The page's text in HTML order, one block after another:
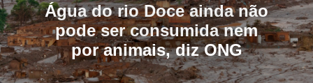
Água do rio Doce ainda não
pode ser consumida nem
por animais, diz ONG